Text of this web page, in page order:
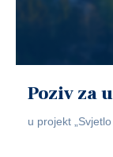
Poziv za
u projekt